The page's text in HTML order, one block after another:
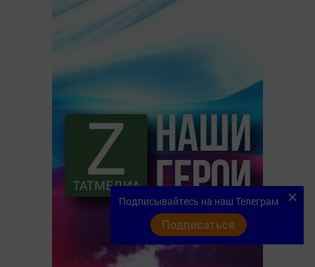
Подписывайтесь на наш Телеграм
Подписаться